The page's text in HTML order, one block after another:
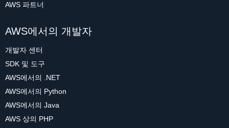
AWS 파트너
AWS에서의 개발자
개발자 센터
SDK 및 도구
AWS에서의 .NET
AWS에서의 Python
AWS에서의 Java
AWS 상의 PHP